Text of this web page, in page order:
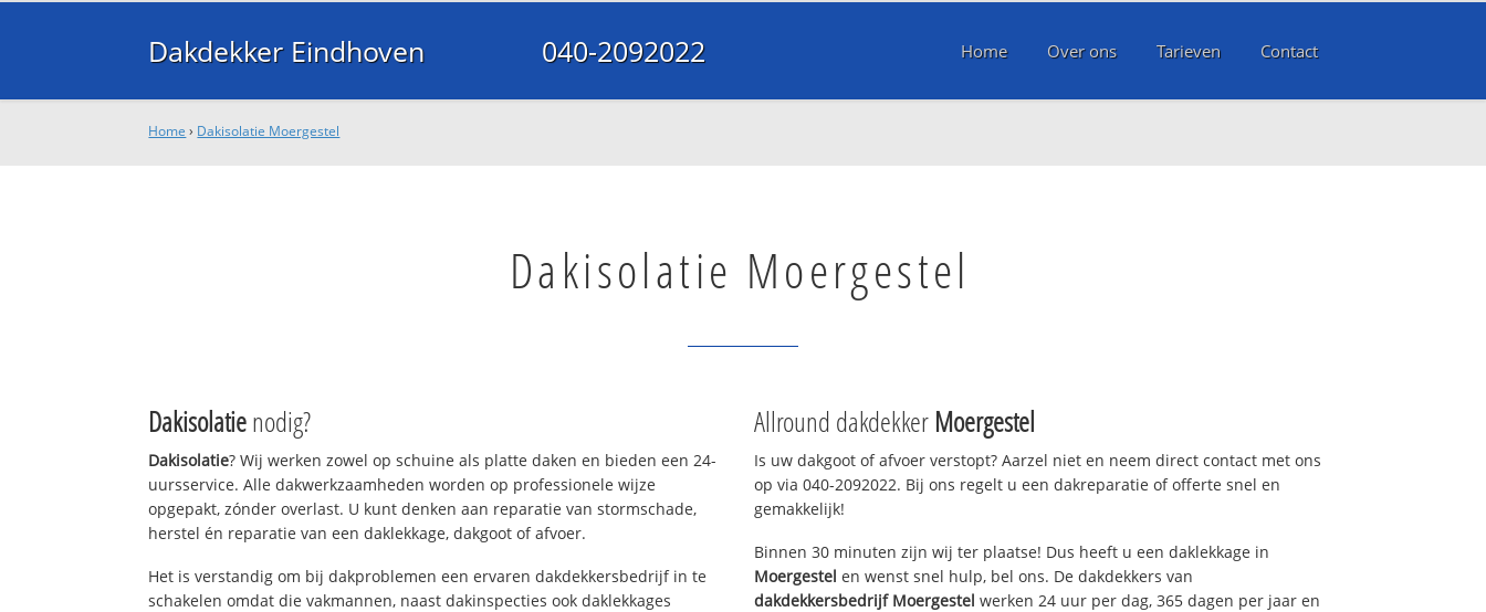
Dakdekker Eindhoven 040-2092022 Home Over ons Tarieven Contact
Home › Dakisolatie Moergestel
Dakisolatie Moergestel
Dakisolatienodig?
Dakisolatie? Wij werken zowel op schuine als platte daken en bieden een 24-
uursservice. Alle dakwerkzaamheden worden op professionele wijze
opgepakt, zónder overlast. U kunt denken aan reparatie van stormschade,
herstel én reparatie van een daklekkage, dakgoot of afvoer.
Het is verstandig om bij dakproblemen een ervaren dakdekkersbedrijf in te
schakelen omdat die vakmannen, naast dakinspecties ook daklekkages
Allround dakdekker Moergestel
Is uw dakgoot of afvoer verstopt? Aarzel niet en neem direct contact met ons
op via 040-2092022. Bij ons regelt u een dakreparatie of offerte snel en
gemakkelijk!
Binnen 30 minuten zijn wij ter plaatse! Dus heeft u een daklekkage in
Moergestel en wenst snel hulp, bel ons. De dakdekkers van
dakdekkersbedrijf Moergestel werken 24 uur per dag, 365 dagen per jaar en